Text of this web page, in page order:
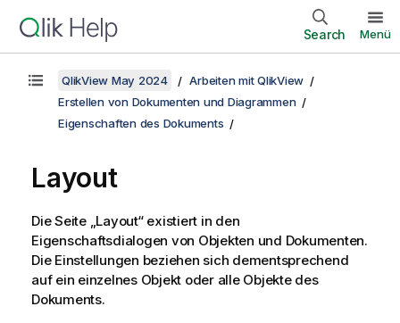
Search Menü
QlikView May 2024
Arbeiten mit QlikView
Erstellen von Dokumenten und Diagrammen
Eigenschaften des Dokuments
Layout
Die Seite „Layout“ existiert in den
Eigenschaftsdialogen von Objekten und Dokumenten.
Die Einstellungen beziehen sich dementsprechend
auf ein einzelnes Objekt oder alle Objekte des
Dokuments.